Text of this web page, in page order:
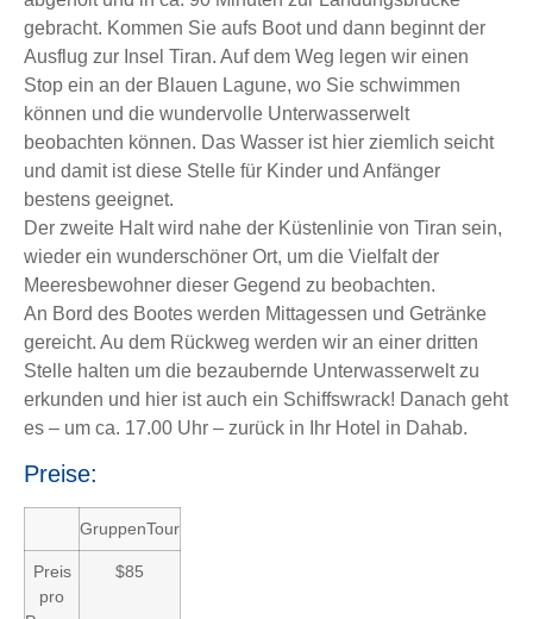
gebracht. Kommen Sie aufs Boot und dann beginnt der
Ausflug zur Insel Tiran. Auf dem Weg legen wir einen
Stop ein an der Blauen Lagune, wo Sie schwimmen
können und die wundervolle Unterwasserwelt
beobachten können. Das Wasser ist hier ziemlich seicht
und damit ist diese Stelle für Kinder und Anfänger
bestens geeignet.
Der zweite Halt wird nahe der Küstenlinie von Tiran sein,
wieder ein wunderschöner Ort, um die Vielfalt der
Meeresbewohner dieser Gegend zu beobachten.
An Bord des Bootes werden Mittagessen und Getränke
gereicht. Au dem Rückweg werden wir an einer dritten
Stelle halten um die bezaubernde Unterwasserwelt zu
erkunden und hier ist auch ein Schiffswrack! Danach geht
es – um ca. 17.00 Uhr – zurück in Ihr Hotel in Dahab.
Preise:
GruppenTour
Preis
pro
$85